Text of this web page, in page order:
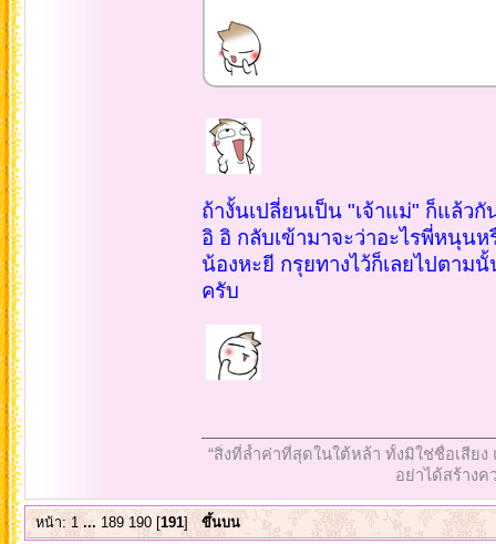
ถ้างั้นเปลี่ยนเป็น "เจ้าแม่" ก็แล้วกั
อิ อิ กลับเข้ามาจะว่าอะไรพี่หนุนห
น้องหะยี กรุยทางไว้ก็เลยไปตามนั้
ครับ
“สิ่งที่ล้ำค่าที่สุดในใต้หล้า ทั้งมิใช่ชื่อเสีย
อย่าได้สร้างค
หน้า:1 ... 189 190[191]ขึ้นบน